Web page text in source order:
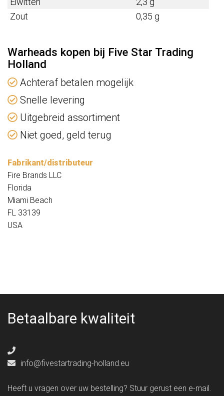
Zout
0,35 g
Warheads kopen bij Five Star Trading
Holland
Achteraf betalen mogelijk
Snelle levering
Uitgebreid assortiment
Niet goed, geld terug
Fabrikant/distributeur
Fire Brands LLC
Florida
Miami Beach
FL 33139
USA
Betaalbare kwaliteit
info@fivestartrading-holland.eu
Heeft u vragen over uw bestelling? Stuur gerust een e-mail.